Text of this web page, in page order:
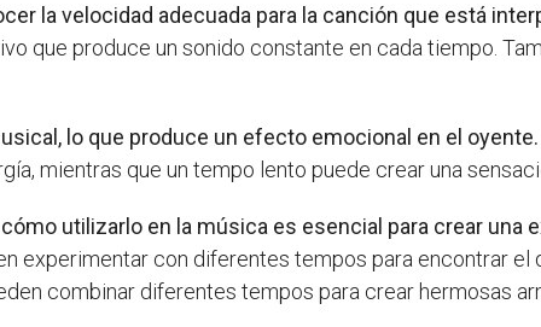
la velocidad adecuada para la canción que está
que produce un sonido constante en cada tiempo.
lo que produce un efecto emocional en el oyente.
mientras que un tempo lento puede crear una
utilizarlo en la música es esencial para crear una
experimentar con diferentes tempos para encontrar el
combinar diferentes tempos para crear hermosas